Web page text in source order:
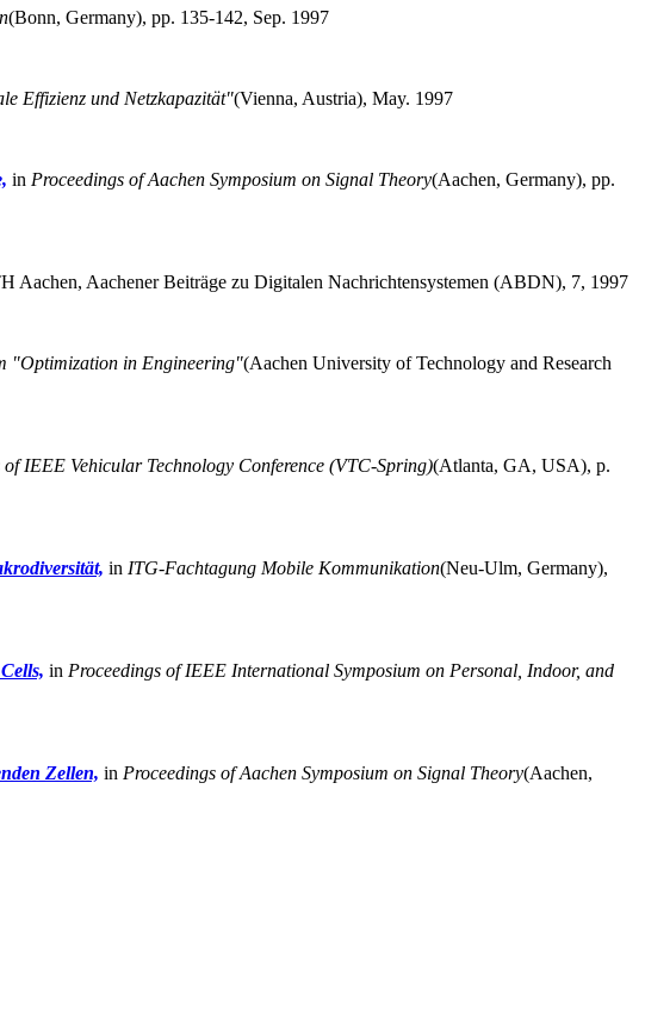
(Bonn, Germany), pp. 135-142, Sep. 1997
Effizienz und Netzkapazität"(Vienna, Austria), May. 1997
in Proceedings of Aachen Symposium on Signal Theory(Aachen, Germany), pp.
Aachen, Aachener Beiträge zu Digitalen Nachrichtensystemen (ABDN), 7, 1997
"Optimization in Engineering"(Aachen University of Technology and Research
of IEEE Vehicular Technology Conference (VTC-Spring)(Atlanta, GA, USA), p.
in ITG-Fachtagung Mobile Kommunikation(Neu-Ulm, Germany),
in Proceedings of IEEE International Symposium on Personal, Indoor, and
Zellen, in Proceedings of Aachen Symposium on Signal Theory(Aachen,